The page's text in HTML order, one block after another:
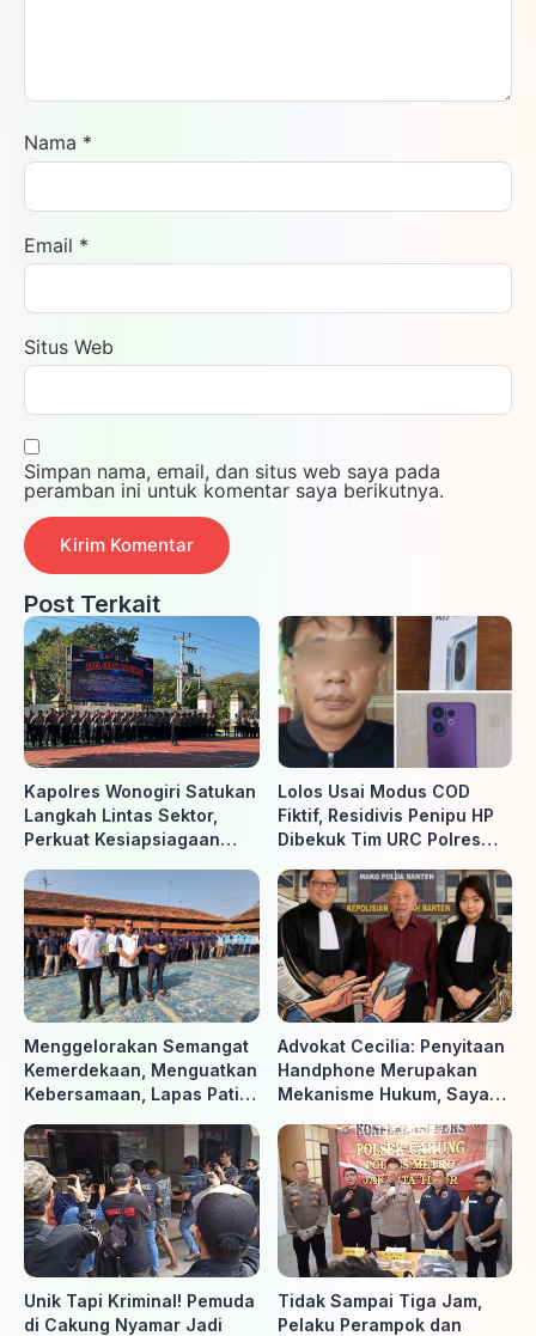
Nama *
Email *
Situs Web
Simpan nama, email, dan situs web saya pada
peramban ini untuk komentar saya berikutnya.
Post Terkait
Kapolres Wonogiri Satukan
Langkah Lintas Sektor,
Perkuat Kesiapsiagaan
Lolos Usai Modus COD
Fiktif, Residivis Penipu HP
Dibekuk Tim URC Polres
Menggelorakan Semangat
Kemerdekaan, Menguatkan
Kebersamaan, Lapas Pati
ke-81 RI, Warga Binaan
Antusias Ikuti Berbagai
Perlombaan
Advokat Cecilia: Penyitaan
Handphone Merupakan
Mekanisme Hukum, Saya
Diminta Penyidik dan Tidak
perlu takut
Unik Tapi Kriminal! Pemuda
di Cakung Nyamar Jadi
Tidak Sampai Tiga Jam,
Pelaku Perampok dan